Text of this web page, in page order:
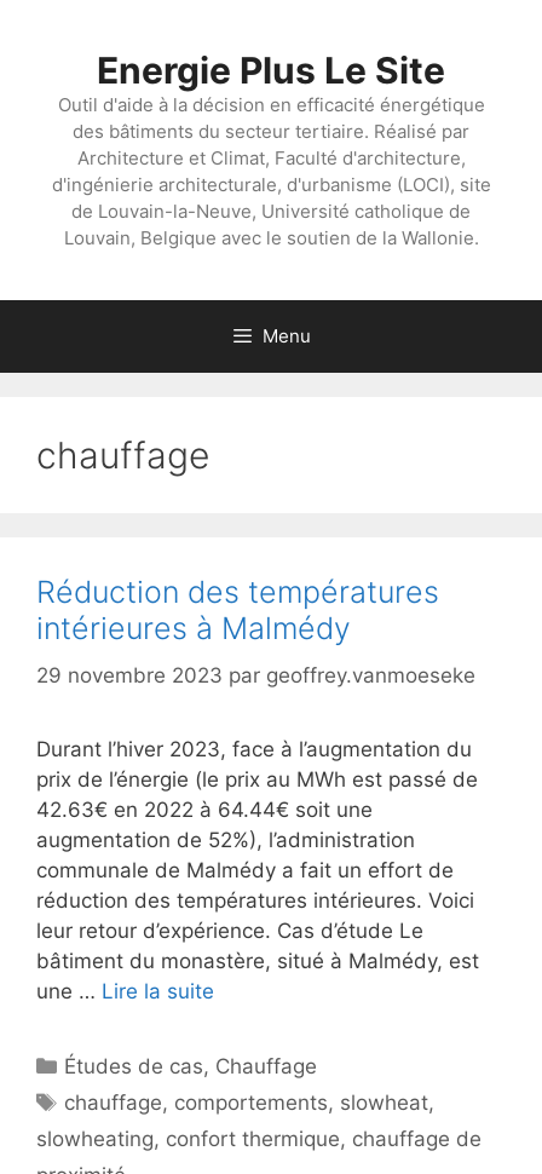
Energie Plus Le Site
Outil d'aide à la décision en efficacité énergétique
des bâtiments du secteur tertiaire. Réalisé par
Architecture et Climat, Faculté d'architecture,
d'ingénierie architecturale, d'urbanisme (LOCI), site
de Louvain-la-Neuve, Université catholique de
Louvain, Belgique avec le soutien de la Wallonie.
Menu
chauffage
Réduction des températures
intérieures à Malmédy
29 novembre 2023 par geoffrey.vanmoeseke
Durant l’hiver 2023, face à l’augmentation du
prix de l’énergie (le prix au MWh est passé de
42.63€ en 2022 à 64.44€ soit une
augmentation de 52%), l’administration
communale de Malmédy a fait un effort de
réduction des températures intérieures. Voici
leur retour d’expérience. Cas d’étude Le
bâtiment du monastère, situé à Malmédy, est
une … Lire la suite
Catégories
Études de cas, Chauffage
Étiquettes
chauffage, comportements, slowheat,
slowheating, confort thermique, chauffage de